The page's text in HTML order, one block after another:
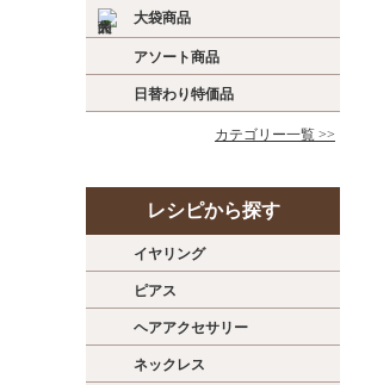
大袋商品
アソート商品
日替わり特価品
カテゴリー一覧 >>
レシピから探す
イヤリング
ピアス
ヘアアクセサリー
ネックレス